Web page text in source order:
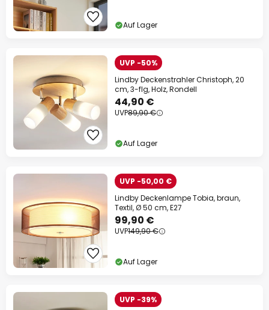
Auf Lager
UVP -50%
Lindby Deckenstrahler Christoph, 20
cm, 3-flg, Holz, Rondell
44,90 €
UVP89,90 €
Auf Lager
UVP -50,00 €
Lindby Deckenlampe Tobia, braun,
Textil, Ø 50 cm, E27
99,90 €
UVP149,90 €
Auf Lager
UVP -39%